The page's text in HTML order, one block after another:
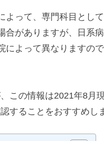
よって、専門科目とし
がありますが、日系
よって異なりますの
この情報は2021年8月
することをおすすめし